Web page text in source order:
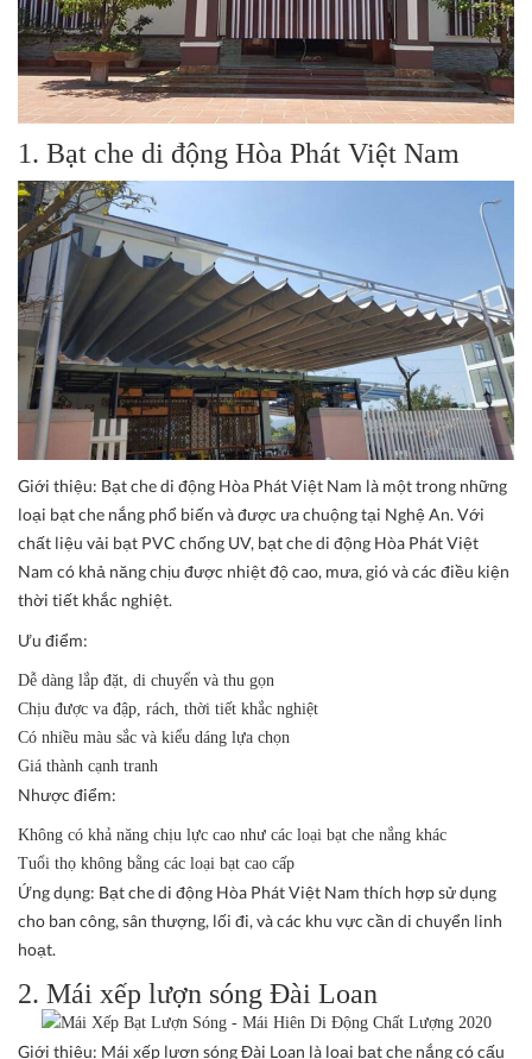
1. Bạt che di động Hòa Phát Việt Nam
Giới thiệu: Bạt che di động Hòa Phát Việt Nam là một trong những
loại bạt che nắng phổ biến và được ưa chuộng tại Nghệ An. Với
chất liệu vải bạt PVC chống UV, bạt che di động Hòa Phát Việt
Nam có khả năng chịu được nhiệt độ cao, mưa, gió và các điều kiện
thời tiết khắc nghiệt.
Ưu điểm:
Dễ dàng lắp đặt, di chuyển và thu gọn
Chịu được va đập, rách, thời tiết khắc nghiệt
Có nhiều màu sắc và kiểu dáng lựa chọn
Giá thành cạnh tranh
Nhược điểm:
Không có khả năng chịu lực cao như các loại bạt che nắng khác
Tuổi thọ không bằng các loại bạt cao cấp
Ứng dụng: Bạt che di động Hòa Phát Việt Nam thích hợp sử dụng
cho ban công, sân thượng, lối đi, và các khu vực cần di chuyển linh
hoạt.
2. Mái xếp lượn sóng Đài Loan
Giới thiệu: Mái xếp lượn sóng Đài Loan là loại bạt che nắng có cấu